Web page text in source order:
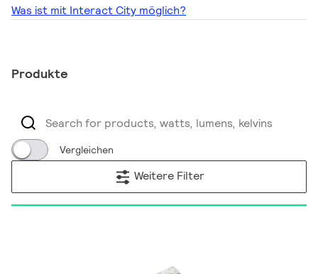
Was ist mit Interact City möglich?
Produkte
Vergleichen
Weitere Filter